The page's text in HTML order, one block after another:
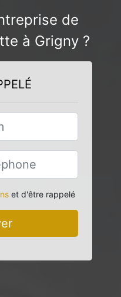
de
à Grigny ?
et d'être rappelé